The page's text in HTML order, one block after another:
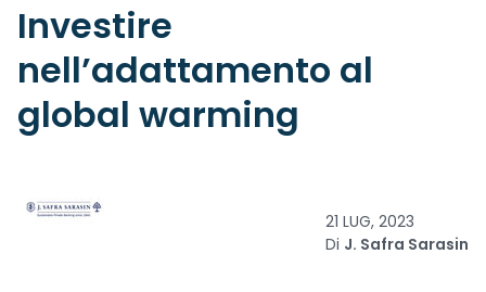
Investire
nell’adattamento al
global warming
21 LUG, 2023
Di J. Safra Sarasin